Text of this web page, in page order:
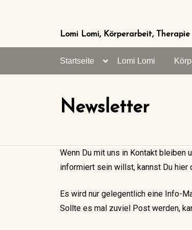
Lomi Lomi, Körperarbeit,
Startseite Lomi Lomi
Newsletter
Wenn Du mit uns in Kontakt bleiben
informiert sein willst, kannst Du hier
Es wird nur gelegentlich eine Info-
Sollte es mal zuviel Post werden,